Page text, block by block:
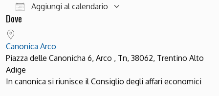
Aggiungi al calendario
Dove
Canonica Arco
Piazza delle Canonicha 6, Arco , Tn, 38062, Trentino Alto
Adige
In canonica si riunisce il Consiglio degli affari economici